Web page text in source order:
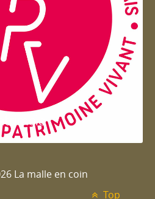
La malle en coin
Top